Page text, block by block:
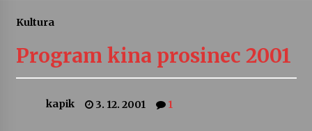
Sukuba Ensemble
4. 8. 2026
Vernisáž výstavy Josefíny Duškové: Stávám se
kapkou
Kultura
Program kina prosinec 2001
kapik 3. 12. 2001 1